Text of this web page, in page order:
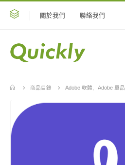
關於我們 聯絡我們
商品目錄 Adobe 軟體 Adobe 單品